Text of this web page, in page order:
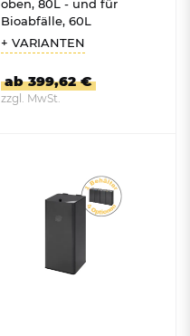
oben, 80L - und für
Bioabfälle, 60L
+ VARIANTEN
ab 399,62 €
zzgl. MwSt.